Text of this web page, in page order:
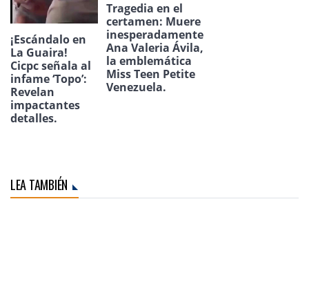
¡Escándalo en
La Guaira!
Cicpc señala al
infame ‘Topo’:
Revelan
impactantes
detalles.
Tragedia en el
certamen: Muere
inesperadamente
Ana Valeria Ávila,
la emblemática
Miss Teen Petite
Venezuela.
LEA TAMBIÉN